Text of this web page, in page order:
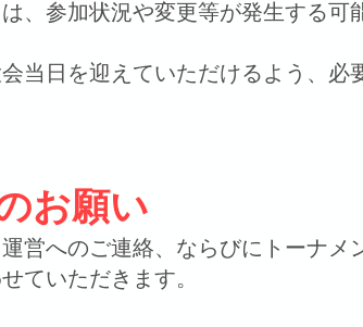
、参加状況や変更等が発生する可
当日を迎えていただけるよう、必
お願い
営へのご連絡、ならびにトーナ
ていただきます。